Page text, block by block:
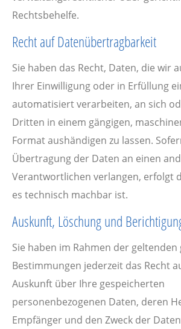
Rechtsbehelfe.
Recht auf Daten­übertrag­barkeit
Sie haben das Recht, Daten, die wir
Ihrer Einwilligung oder in Erfüllung
automatisiert verarbeiten, an sich
Dritten in einem gängigen,
Format aushändigen zu lassen.
Übertragung der Daten an einen
Verantwortlichen verlangen, erfolgt
es technisch machbar ist.
Auskunft, Löschung und
Sie haben im Rahmen der geltenden
Bestimmungen jederzeit das Recht
Auskunft über Ihre gespeicherten
personenbezogenen Daten, deren
Empfänger und den Zweck der